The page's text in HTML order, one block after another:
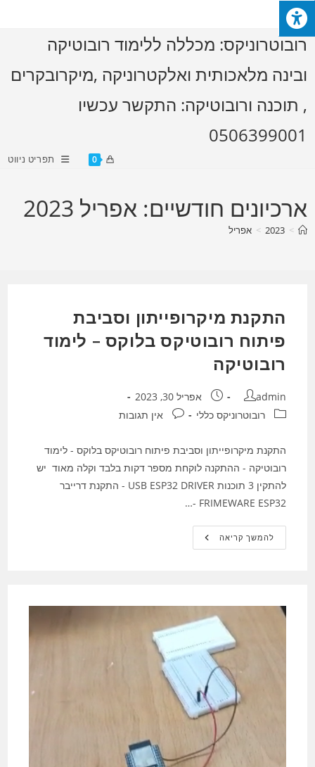
Skip
to
content
רובוטרוניקס: מכללה ללימוד רובוטיקה
ובינה מלאכותית ואלקטרוניקה ,מיקרובקרים
, תוכנה ורובוטיקה: התקשר עכשיו
0506399001
0 תפריט ניווט
ארכיונים חודשיים: אפריל 2023
>
2023
> אפריל
התקנת מיקרופייתון וסביבת
פיתוח רובוטיקס בלוקס – לימוד
רובוטיקה
מחבר:
admin פורסם:אפריל 30, 2023
קטגוריה:רובוטרוניקס כללי תגובות:אין תגובות
התקנת מיקרופייתון וסביבת פיתוח רובוטיקס בלוקס - לימוד
רובוטיקה - ההתקנה לוקחת מספר דקות בלבד וקלה מאוד יש
להתקין 3 תוכנות USB ESP32 DRIVER - התקנת דרייבר
FRIMEWARE ESP32 -…
להמשך קריאההתקנת
מיקרופייתון
לימוד
רובוטיקה